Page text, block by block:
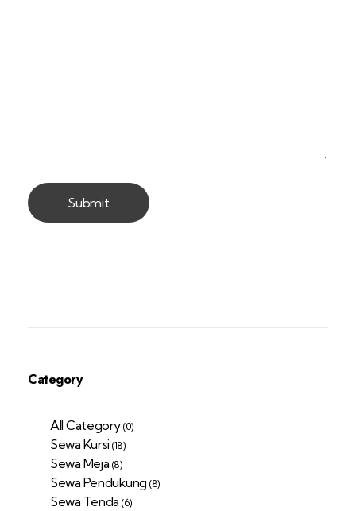
Category
All Category (0)
Sewa Kursi (18)
Sewa Meja (8)
Sewa Pendukung (8)
Sewa Tenda (6)